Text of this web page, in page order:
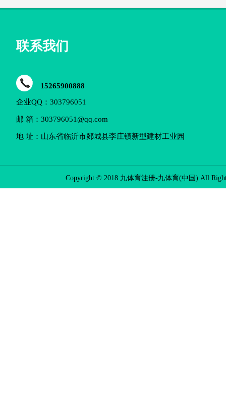
联系我们
15265900888
企业QQ：303796051
邮 箱：303796051@qq.com
地 址：山东省临沂市郯城县李庄镇新型建材工业园
Copyright © 2018 九体育注册-九体育(中国) All